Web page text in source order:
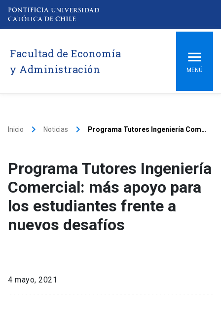
Facultad de Economía
y Administración
MENÚ
Inicio keyboard_arrow_right Noticias keyboard_arrow_right Programa Tutores Ingeniería Comercial: más apoyo para los estudiantes frente a nuevos desafíos
Programa Tutores Ingeniería
Comercial: más apoyo para
los estudiantes frente a
nuevos desafíos
4 mayo, 2021